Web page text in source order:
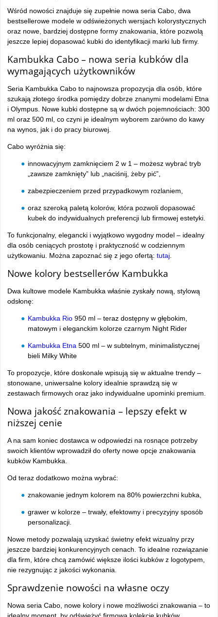
Wśród nowości znajduje się zupełnie nowa seria Cabo, dwa
bestsellerowe modele w odświeżonych wersjach kolorystycznych
oraz nowe, bardziej dostępne formy znakowania, które pozwolą
jeszcze lepiej dopasować kubki do identyfikacji marki lub firmy.
Kambukka Cabo – nowa seria kubków dla
wymagających użytkowników
Seria Kambukka Cabo to najnowsza propozycja dla osób, które
szukają złotego środka pomiędzy dobrze znanymi modelami Etna
i Olympus. Nowe kubki dostępne są w dwóch pojemnościach: 300
ml oraz 500 ml, co czyni je idealnym wyborem zarówno do kawy
na wynos, jak i do pracy biurowej.
Cabo wyróżnia się:
innowacyjnym zamknięciem 2 w 1 – możesz wybrać tryb
„zawsze zamknięty” lub „naciśnij, żeby pić”,
zabezpieczeniem przed przypadkowym rozlaniem,
oraz szeroką paletą kolorów, która pozwoli dopasować
kubek do indywidualnych preferencji lub firmowej estetyki.
To funkcjonalny, elegancki i wyjątkowo wygodny model – idealny
dla osób ceniących prostotę i praktyczność w codziennym
użytkowaniu. Można zapoznać się z jego ofertą: tutaj
Nowe kolory bestsellerów Kambukka
Dwa kultowe modele Kambukka właśnie zyskały nową, stylową
odsłonę:
Kambukka Rio 950 ml – teraz dostępny w głębokim,
matowym i eleganckim kolorze czarnym Night Rider
Kambukka Etna 500 ml – w subtelnym, minimalistycznej
bieli Milky White
To propozycje, które doskonale wpisują się w aktualne trendy –
stonowane, uniwersalne kolory idealnie sprawdzą się w
zestawach firmowych oraz jako indywidualne upominki premium.
Nowa jakość znakowania – lepszy efekt w
niższej cenie
A na sam koniec dostawca w odpowiedzi na rosnące potrzeby
swoich klientów wprowadził do oferty nowe opcje znakowania
kubków Kambukka.
Od teraz dodatkowo można wybrać:
znakowanie jednym kolorem na 80% powierzchni kubka,
grawer w kolorze – trwały, efektowny i precyzyjny sposób
personalizacji.
Nowe metody pozwalają uzyskać świetny efekt wizualny przy
jeszcze bardziej konkurencyjnych cenach. To idealne rozwiązanie
dla firm, które chcą zamówić większe ilości kubków z logotypem,
nie rezygnując z jakości wykonania.
Sprawdzenie nowości na własne oczy
Nowa seria Cabo, nowe kolory i nowe możliwości znakowania – to